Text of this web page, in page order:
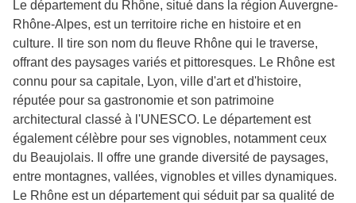
Le département du Rhône, situé dans la région Auvergne-
Rhône-Alpes, est un territoire riche en histoire et en
culture. Il tire son nom du fleuve Rhône qui le traverse,
offrant des paysages variés et pittoresques. Le Rhône est
connu pour sa capitale, Lyon, ville d'art et d'histoire,
réputée pour sa gastronomie et son patrimoine
architectural classé à l'UNESCO. Le département est
également célèbre pour ses vignobles, notamment ceux
du Beaujolais. Il offre une grande diversité de paysages,
entre montagnes, vallées, vignobles et villes dynamiques.
Le Rhône est un département qui séduit par sa qualité de